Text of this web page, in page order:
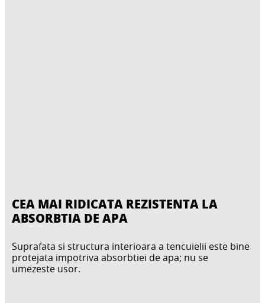
CEA MAI RIDICATA REZISTENTA LA
ABSORBTIA DE APA
Suprafata si structura interioara a tencuielii este bine
protejata impotriva absorbtiei de apa; nu se
umezeste usor.